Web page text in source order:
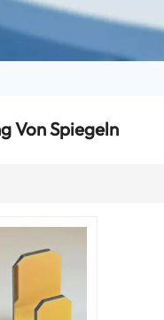
Von Spiegeln